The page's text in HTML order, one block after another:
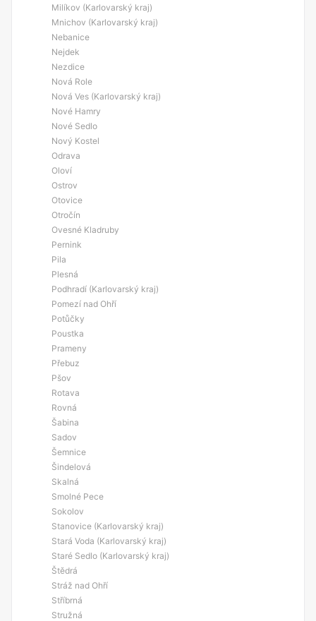
Milíkov (Karlovarský kraj)
Mnichov (Karlovarský kraj)
Nebanice
Nejdek
Nezdice
Nová Role
Nová Ves (Karlovarský kraj)
Nové Hamry
Nové Sedlo
Nový Kostel
Odrava
Oloví
Ostrov
Otovice
Otročín
Ovesné Kladruby
Pernink
Pila
Plesná
Podhradí (Karlovarský kraj)
Pomezí nad Ohří
Potůčky
Poustka
Prameny
Přebuz
Pšov
Rotava
Rovná
Šabina
Sadov
Šemnice
Šindelová
Skalná
Smolné Pece
Sokolov
Stanovice (Karlovarský kraj)
Stará Voda (Karlovarský kraj)
Staré Sedlo (Karlovarský kraj)
Štědrá
Stráž nad Ohří
Stříbrná
Stružná